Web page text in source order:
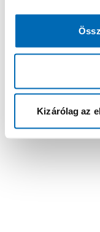
Kizárólag az